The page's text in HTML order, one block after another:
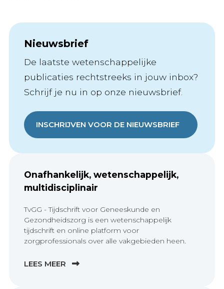
Nieuwsbrief
De laatste wetenschappelijke
publicaties rechtstreeks in jouw inbox?
Schrijf je nu in op onze nieuwsbrief.
INSCHRIJVEN VOOR DE NIEUWSBRIEF
Onafhankelijk, wetenschappelijk,
multidisciplinair
TvGG - Tijdschrift voor Geneeskunde en
Gezondheidszorg is een wetenschappelijk
tijdschrift en online platform voor
zorgprofessionals over alle vakgebieden heen.
LEES MEER